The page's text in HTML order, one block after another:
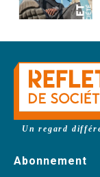
Un regard
Abonnement